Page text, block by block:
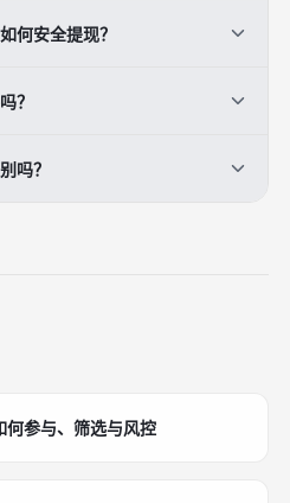
充值建议10-50 USDT验证。充
用中，这步是交易起点。
交易用API。VIP用户手续费更
USDT流动性佳，成交快。长
何安全提现？
验证，双重保护。分小额多次
前确认市场行情，锁定利润。常
？
离风险，设置止损。监控保证金
吗？
何参与、筛选与风控